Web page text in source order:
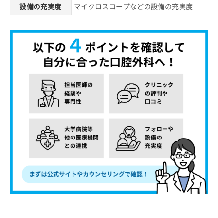
設備の充実度
マイクロスコープなどの設備の充実度